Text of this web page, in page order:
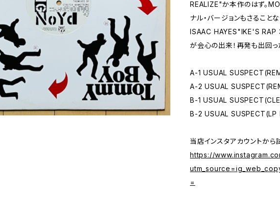
REALIZE"か本作のはず。
ナル・バージョンもさるこ
ISAAC HAYES"IKE'S RAP
が会心の出来！再発も出回っ
A-1 USUAL
A-2 USUAL
B-1 USUAL
B-2 USUAL SUSPECT(LP
当店インスタアカウントか
https://
=